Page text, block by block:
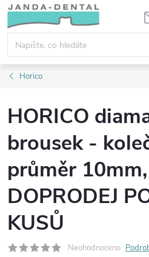
Přejít
obsah
Horico
HORICO
brousek -
průměr
DOPRODEJ
KUSŮ
Neohodnoceno